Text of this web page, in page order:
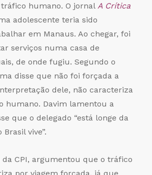
humano. O jornal A Crítica
adolescente teria sido
em Manaus. Ao chegar, foi
serviços numa casa de
de onde fugiu. Segundo o
disse que não foi forçada a
dele, não caracteriza
humano. Davim lamentou a
que o delegado “está longe da
vive”.
CPI, argumentou que o tráfico